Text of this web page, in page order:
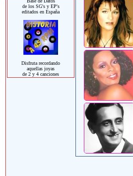
de los SG's y EP's
editados en España
Disfruta recordando
aquellas joyas
de 2 y 4 canciones